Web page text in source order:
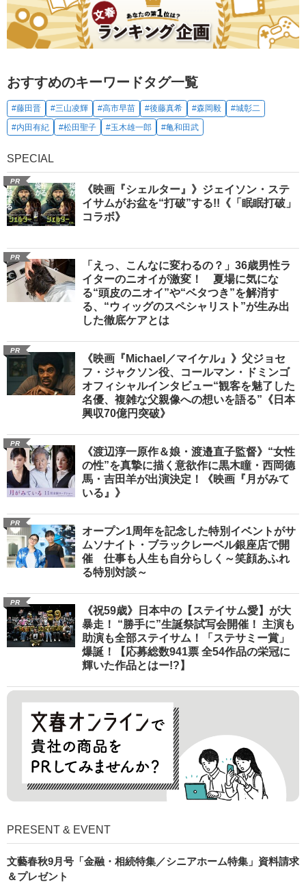
おすすめのキーワードタグ一覧
#藤田晋 #三山凌輝 #高市早苗 #後藤真希 #森岡毅
#城彰二
#内田有紀
#松田聖子 #玉木雄一郎 #亀和田武
SPECIAL
PR
《映画『シェルター』》ジェイソン・ステ
イサムがお盆を“打破”する!!《「眠眠打破」
コラボ》
PR
「えっ、こんなに変わるの？」36歳男性ラ
イターのニオイが激変！ 夏場に気にな
る“頭皮のニオイ”や“ベタつき”を解消す
る、“ウィッグのスペシャリスト”が生み出
した徹底ケアとは
PR
《映画『Michael／マイケル』》父ジョセ
フ・ジャクソン役、コールマン・ドミンゴ
オフィシャルインタビュー“観客を魅了した
名優、複雑な父親像への想いを語る”《日本
興収70億円突破》
PR
《渡辺淳一原作＆娘・渡邉直子監督》“女性
の性”を真摯に描く意欲作に黒木瞳・西岡德
馬・吉田羊が出演決定！《映画『月がみて
いる』》
PR
オープン1周年を記念した特別イベントがサ
ムソナイト・ブラックレーベル銀座店で開
催 仕事も人生も自分らしく～笑顔あふれ
る特別対談～
PR
《祝59歳》日本中の【ステイサム愛】が大
暴走！ “勝手に”生誕祭試写会開催！ 主演も
助演も全部ステイサム！「ステサミー賞」
爆誕！【応募総数941票 全54作品の栄冠に
輝いた作品とはー!?】
PRESENT & EVENT
文藝春秋9月号「金融・相続特集／シニアホーム特集」資料請求
＆プレゼント